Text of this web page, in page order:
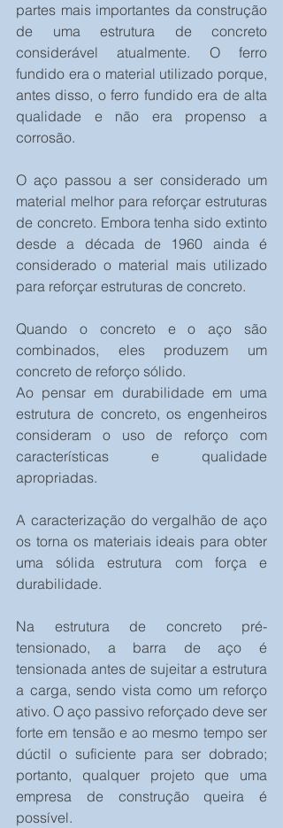
partes mais importantes da construção
de uma estrutura de concreto
considerável atualmente. O ferro
fundido era o material utilizado porque,
antes disso, o ferro fundido era de alta
qualidade e não era propenso a
corrosão.
O aço passou a ser considerado um
material melhor para reforçar estruturas
de concreto. Embora tenha sido extinto
desde a década de 1960 ainda é
considerado o material mais utilizado
para reforçar estruturas de concreto.
Quando o concreto e o aço são
combinados, eles produzem um
concreto de reforço sólido.
Ao pensar em durabilidade em uma
estrutura de concreto, os engenheiros
consideram o uso de reforço com
características e qualidade
apropriadas.
A caracterização do vergalhão de aço
os torna os materiais ideais para obter
uma sólida estrutura com força e
durabilidade.
Na estrutura de concreto pré-
tensionado, a barra de aço é
tensionada antes de sujeitar a estrutura
a carga, sendo vista como um reforço
ativo. O aço passivo reforçado deve ser
forte em tensão e ao mesmo tempo ser
dúctil o suficiente para ser dobrado;
portanto, qualquer projeto que uma
empresa de construção queira é
possível.